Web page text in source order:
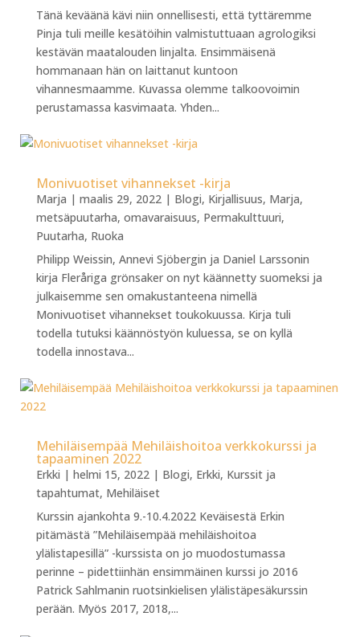
Tänä keväänä kävi niin onnellisesti, että tyttäremme
Pinja tuli meille kesätöihin valmistuttuaan agrologiksi
kestävän maatalouden linjalta. Ensimmäisenä
hommanaan hän on laittanut kuntoon
vihannesmaamme. Kuvassa olemme talkoovoimin
perustamassa kasvimaata. Yhden...
Monivuotiset vihannekset -kirja
Marja | maalis 29, 2022| Blogi, Kirjallisuus, Marja,
metsäpuutarha, omavaraisuus, Permakulttuuri,
Puutarha, Ruoka
Philipp Weissin, Annevi Sjöbergin ja Daniel Larssonin
kirja Fleråriga grönsaker on nyt käännetty suomeksi ja
julkaisemme sen omakustanteena nimellä
Monivuotiset vihannekset toukokuussa. Kirja tuli
todella tutuksi käännöstyön kuluessa, se on kyllä
todella innostava...
Mehiläisempää Mehiläishoitoa verkkokurssi ja
tapaaminen 2022
Erkki | helmi 15, 2022| Blogi, Erkki, Kurssit ja
tapahtumat, Mehiläiset
Kurssin ajankohta 9.-10.4.2022 Keväisestä Erkin
pitämästä ”Mehiläisempää mehiläishoitoa
ylälistapesillä” -kurssista on jo muodostumassa
perinne – pidettiinhän ensimmäinen kurssi jo 2016
Patrick Sahlmanin ruotsinkielisen ylälistäpesäkurssin
perään. Myös 2017, 2018,...